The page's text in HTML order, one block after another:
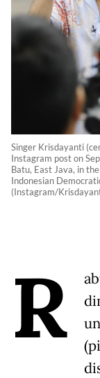
Singer Krisdayanti
Instagram post on
Batu, East Java, in
Indonesian
(Instagram/
R